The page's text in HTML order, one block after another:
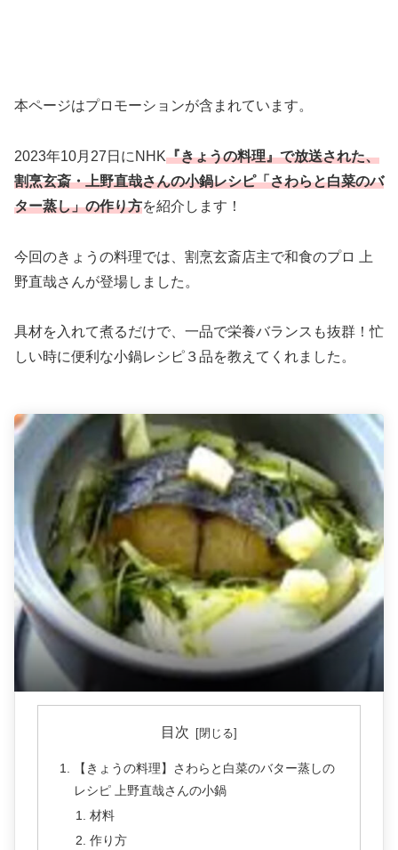
本ページはプロモーションが含まれています。
2023年10月27日にNHK『きょうの料理』で放送された、
割烹玄斎・上野直哉さんの小鍋レシピ「さわらと白菜のバ
ター蒸し」の作り方を紹介します！
今回のきょうの料理では、割烹玄斎店主で和食のプロ 上
野直哉さんが登場しました。
具材を入れて煮るだけで、一品で栄養バランスも抜群！忙
しい時に便利な小鍋レシピ３品を教えてくれました。
目次
【きょうの料理】さわらと白菜のバター蒸しの
レシピ 上野直哉さんの小鍋
材料
作り方